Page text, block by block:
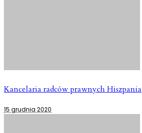
Kancelaria radców prawnych Hiszpania
15 grudnia 2020